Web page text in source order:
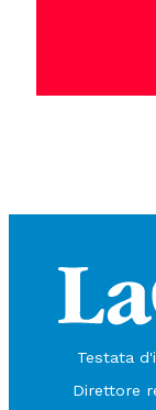
Testata
Direttore